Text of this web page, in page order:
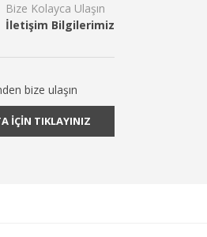
Bize Kolayca Ulaşın
İletişim Bilgilerimiz
bize ulaşın
İÇİN TIKLAYINIZ